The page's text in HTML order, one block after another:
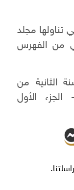
مجلد
من الفهرس
الثانية من
الجزء الأول